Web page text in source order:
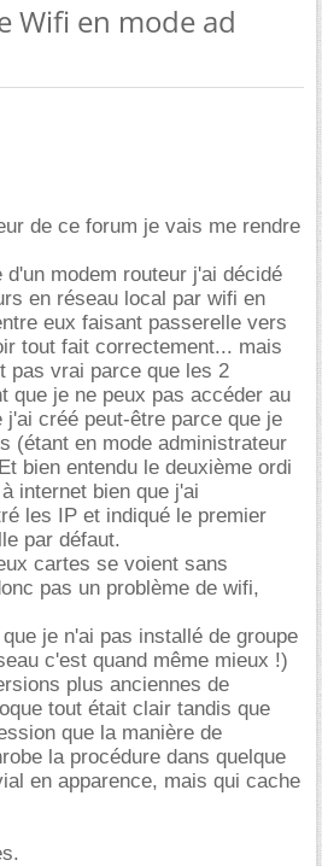
Wifi en mode ad
de ce forum je vais me rendre
d'un modem routeur j'ai décidé
en réseau local par wifi en
eux faisant passerelle vers
tout fait correctement... mais
pas vrai parce que les 2
que je ne peux pas accéder au
j'ai créé peut-être parce que je
(étant en mode administrateur
bien entendu le deuxième ordi
internet bien que j'ai
les IP et indiqué le premier
par défaut.
cartes se voient sans
pas un problème de wifi,
je n'ai pas installé de groupe
c'est quand même mieux !)
plus anciennes de
tout était clair tandis que
que la manière de
la procédure dans quelque
en apparence, mais qui cache